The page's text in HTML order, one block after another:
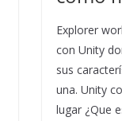
Explorer
con Unity
sus
una. Unity
lugar ¿Que